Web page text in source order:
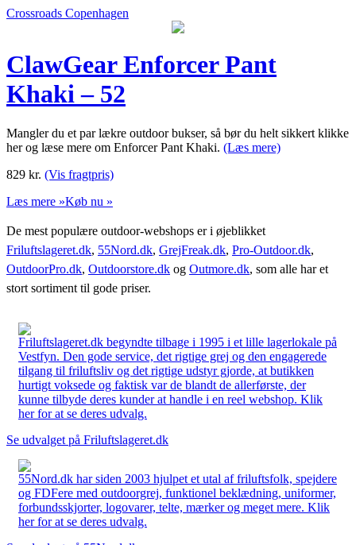
Crossroads Copenhagen
ClawGear Enforcer Pant
Khaki – 52
Mangler du et par lækre outdoor bukser, så bør du helt sikkert klikke
her og læse mere om Enforcer Pant Khaki. (Læs mere)
829 kr. (Vis fragtpris)
Læs mere »Køb nu »
De mest populære outdoor-webshops er i øjeblikket
Friluftslageret.dk, 55Nord.dk, GrejFreak.dk, Pro-Outdoor.dk,
OutdoorPro.dk, Outdoorstore.dk og Outmore.dk, som alle har et
stort sortiment til gode priser.
Friluftslageret.dk begyndte tilbage i 1995 i et lille lagerlokale på
Vestfyn. Den gode service, det rigtige grej og den engagerede
tilgang til friluftsliv og det rigtige udstyr gjorde, at butikken
hurtigt voksede og faktisk var de blandt de allerførste, der
kunne tilbyde deres kunder at handle i en reel webshop. Klik
her for at se deres udvalg.
Se udvalget på Friluftslageret.dk
55Nord.dk har siden 2003 hjulpet et utal af friluftsfolk, spejdere
og FDFere med outdoorgrej, funktionel beklædning, uniformer,
forbundsskjorter, logovarer, telte, mærker og meget mere. Klik
her for at se deres udvalg.